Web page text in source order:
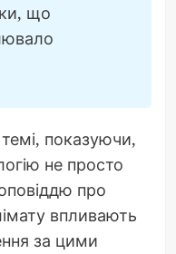
що
показуючи,
не просто
про
впливають
за цими